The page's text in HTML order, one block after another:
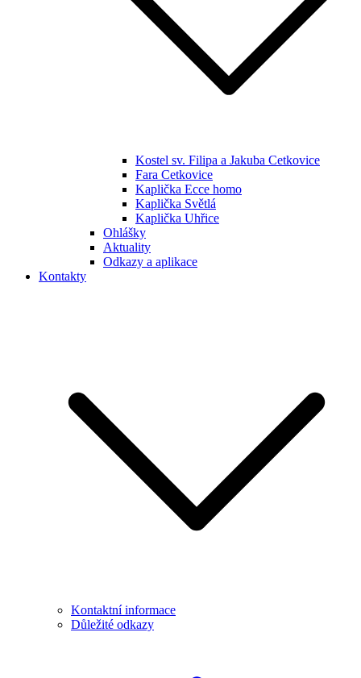
Kostel sv. Filipa a Jakuba Cetkovice
Fara Cetkovice
Kaplička Ecce homo
Kaplička Světlá
Kaplička Uhřice
Ohlášky
Aktuality
Odkazy a aplikace
Kontakty
Kontaktní informace
Důležité odkazy